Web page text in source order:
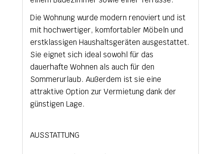
Die Wohnung wurde modern renoviert und ist
mit hochwertiger, komfortabler Möbeln und
erstklassigen Haushaltsgeräten ausgestattet.
Sie eignet sich ideal sowohl für das
dauerhafte Wohnen als auch für den
Sommerurlaub. Außerdem ist sie eine
attraktive Option zur Vermietung dank der
günstigen Lage.
AUSSTATTUNG